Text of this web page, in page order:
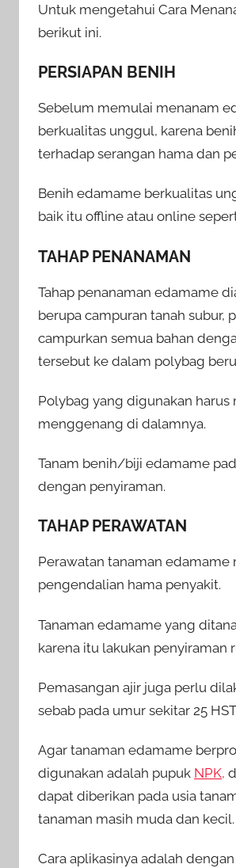
Untuk mengetahui Cara
berikut ini.
PERSIAPAN BENIH
Sebelum memulai menanam
berkualitas unggul, karena
terhadap serangan hama dan
Benih edamame berkualitas
baik itu offline atau online
TAHAP PENANAMAN
Tahap penanaman edamame
berupa campuran tanah subur,
campurkan semua bahan
tersebut ke dalam polybag
Polybag yang digunakan
menggenang di dalamnya.
Tanam benih/biji edamame
dengan penyiraman.
TAHAP PERAWATAN
Perawatan tanaman edamame
pengendalian hama penyakit.
Tanaman edamame yang
karena itu lakukan penyiraman
Pemasangan ajir juga perlu
sebab pada umur sekitar 25
Agar tanaman edamame
digunakan adalah pupuk NPK,
dapat diberikan pada usia
tanaman masih muda dan kecil.
Cara aplikasinya adalah